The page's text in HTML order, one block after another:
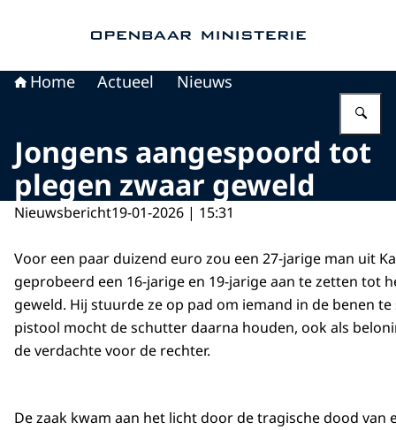
Home Actueel Nieuws
Jongens aangespoord tot
plegen zwaar geweld
Nieuwsbericht19-01-2026 | 15:31
Voor een paar duizend euro zou een 27-jarige man uit
geprobeerd een 16-jarige en 19-jarige aan te zetten tot
geweld. Hij stuurde ze op pad om iemand in de benen
pistool mocht de schutter daarna houden, ook als
de verdachte voor de rechter.
De zaak kwam aan het licht door de tragische dood